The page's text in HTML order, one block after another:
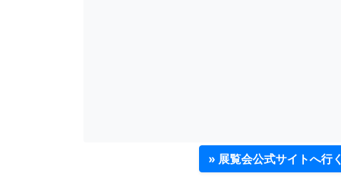
» 展覧会公式サイトへ行く